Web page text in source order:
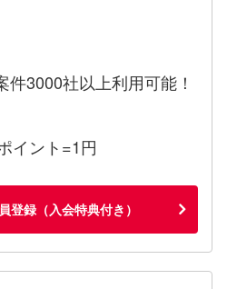
3000社以上利用可能！
イント=1円
登録（入会特典付き）